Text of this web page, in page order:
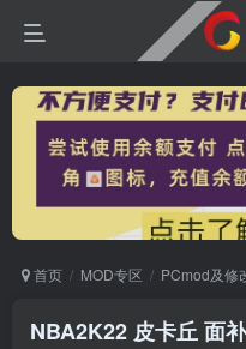
首页 MOD专区 PCmod及修
NBA2K22 皮卡丘 面